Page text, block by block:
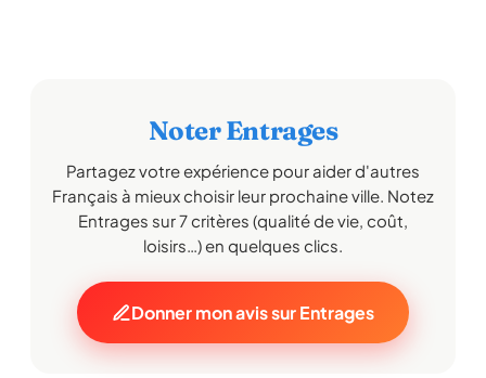
Noter Entrages
Partagez votre expérience pour aider d'autres
Français à mieux choisir leur prochaine ville. Notez
Entrages sur 7 critères (qualité de vie, coût,
loisirs…) en quelques clics.
Donner mon avis sur Entrages